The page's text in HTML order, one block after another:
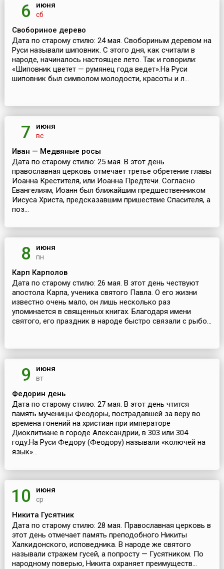
6 июня
сб
Свобориное дерево
Дата по старому стилю: 24 мая. Свобориным деревом на
Руси называли шиповник. С этого дня, как считали в
народе, начиналось настоящее лето. Так и говорили:
«Шиповник цветет — румянец года ведет».На Руси
шиповник был символом молодости, красоты и л...
7 июня
вс
Иван — Медвяные росы
Дата по старому стилю: 25 мая. В этот день
православная церковь отмечает третье обретение главы
Иоанна Крестителя, или Иоанна Предтечи. Согласно
Евангелиям, Иоанн был ближайшим предшественником
Иисуса Христа, предсказавшим пришествие Спасителя, а
поз...
8 июня
пн
Карп Карполов
Дата по старому стилю: 26 мая. В этот день чествуют
апостола Карпа, ученика святого Павла. О его жизни
известно очень мало, он лишь несколько раз
упоминается в священных книгах. Благодаря имени
святого, его праздник в народе быстро связали с рыбо...
9 июня
вт
Федорин день
Дата по старому стилю: 27 мая. В этот день чтится
память мученицы Феодоры, пострадавшей за веру во
времена гонений на христиан при императоре
Диоклитиане в городе Александрии, в 303 или 304
году.На Руси Федору (Феодору) называли «колючей на
язык»...
10 июня
ср
Никита Гусятник
Дата по старому стилю: 28 мая. Православная церковь в
этот день отмечает память преподобного Никиты
Халкидонского, исповедника. В народе же святого
называли стражем гусей, а попросту — Гусятником. По
народному поверью, Никита охраняет преимуществ...